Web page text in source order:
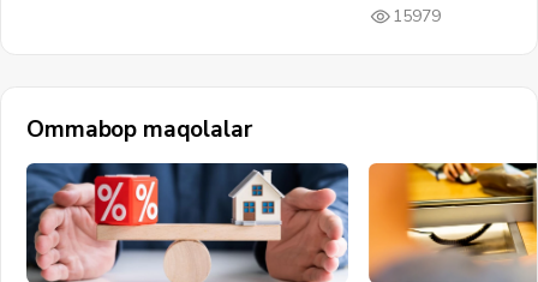
15979
Ommabop maqolalar